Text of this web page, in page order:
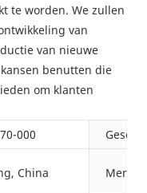
te worden. We zullen
van
van nieuwe
benutten die
om klanten
000
China